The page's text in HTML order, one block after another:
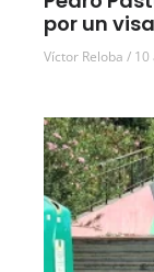
por un
Víctor Reloba 10